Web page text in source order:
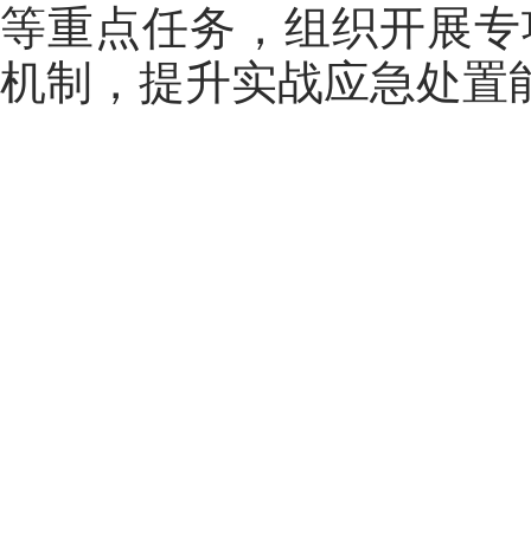
等重点任务，组织开展
机制，提升实战应急处置